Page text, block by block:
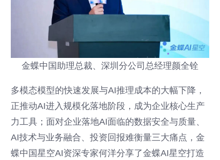
金蝶中国助理总裁、深圳分公司总经理颜全铨
多模态模型的快速发展与AI推理成本的大幅下降，
正推动AI进入规模化落地阶段，成为企业核心生产
力工具；面对企业落地AI面临的数据安全与质量、
AI技术与业务融合、投资回报难衡量三大痛点，金
蝶中国星空AI资深专家何洋分享了金蝶AI星空打造